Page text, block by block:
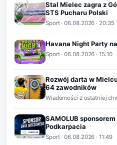
Stal Mielec zagra z
STS Pucharu Polski
Sport·06.08.2026 · 20:35
Havana Night Party
Sport·06.08.2026 · 15:10
Rozwój darta w
64 zawodników
Wiadomości z ostatniej
SAMOLUB
Podkarpacia
Sport·06.08.2026 · 11:49